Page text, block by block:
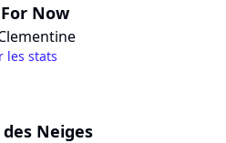
Now
les stats
Neiges